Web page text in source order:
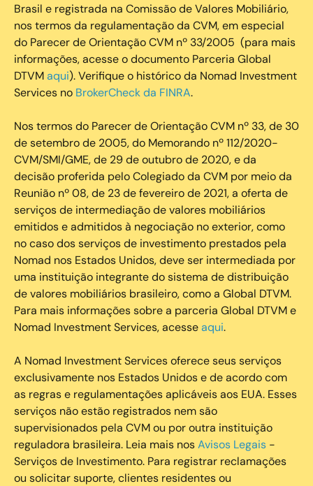
Brasil e registrada na Comissão de Valores Mobiliário,
nos termos da regulamentação da CVM, em especial
do Parecer de Orientação CVM nº 33/2005 (para mais
informações, acesse o documento Parceria Global
DTVMaqui). Verifique o histórico da Nomad Investment
Services no BrokerCheck da FINRA.
Nos termos do Parecer de Orientação CVM nº 33, de 30
de setembro de 2005, do Memorando nº 112/2020-
CVM/SMI/GME, de 29 de outubro de 2020, e da
decisão proferida pelo Colegiado da CVM por meio da
Reunião nº 08, de 23 de fevereiro de 2021, a oferta de
serviços de intermediação de valores mobiliários
emitidos e admitidos à negociação no exterior, como
no caso dos serviços de investimento prestados pela
Nomad nos Estados Unidos, deve ser intermediada por
uma instituição integrante do sistema de distribuição
de valores mobiliários brasileiro, como a Global DTVM.
Para mais informações sobre a parceria Global DTVM e
Nomad Investment Services, acesseaqui.
A Nomad Investment Services oferece seus serviços
exclusivamente nos Estados Unidos e de acordo com
as regras e regulamentações aplicáveis aos EUA. Esses
serviços não estão registrados nem são
supervisionados pela CVM ou por outra instituição
reguladora brasileira. Leia mais nosAvisos Legais -
Serviços de Investimento. Para registrar reclamações
ou solicitar suporte, clientes residentes ou